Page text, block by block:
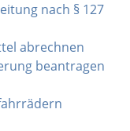
nach § 127
abrechnen
beantragen